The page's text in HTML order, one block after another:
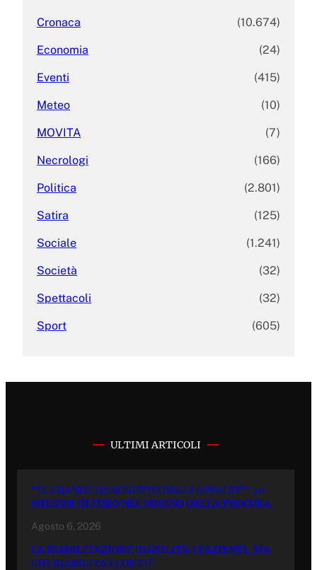
Cronaca (10.674)
Economia (24)
Eventi (415)
Meteo (10)
MOVITA (7)
Necrologi (166)
Politica (2.801)
Satira (125)
Sociale (1.241)
Società (32)
Spettacoli (32)
Sport (605)
ULTIMI ARTICOLI
“IL GRANDE BANCHETTO DEGLI APPALTI”: 70
MILIONI DI EURO NEL MIRINO DELLA PROCURA.
Agosto 6, 2026
LA RIABILITAZIONE RIABILITA I PAZIENTI, MA
CHI RIABILITA I CONTI?